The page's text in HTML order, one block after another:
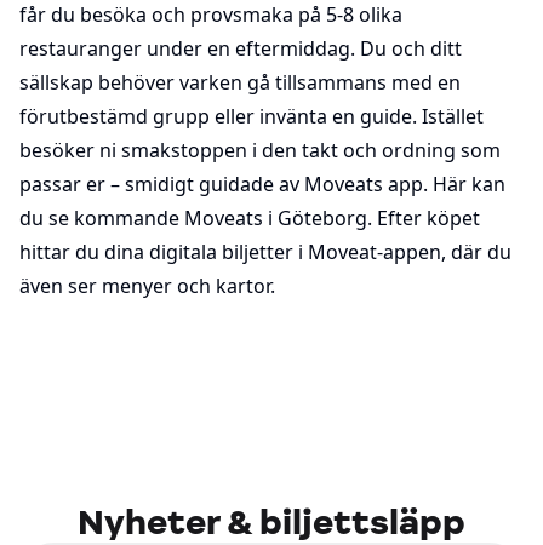
får du besöka och provsmaka på 5-8 olika
restauranger under en eftermiddag. Du och ditt
sällskap behöver varken gå tillsammans med en
förutbestämd grupp eller invänta en guide. Istället
besöker ni smakstoppen i den takt och ordning som
passar er – smidigt guidade av Moveats app. Här kan
du se kommande Moveats i Göteborg. Efter köpet
hittar du dina digitala biljetter i Moveat-appen, där du
även ser menyer och kartor.
Nyheter & biljettsläpp